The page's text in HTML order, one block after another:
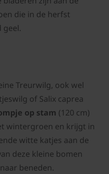
die in de herfst
geel.
Treurwilg, ook wel
of Salix caprea
op stam (120 cm)
wintergroen en krijgt in
witte katjes aan de
deze kleine bomen
beneden.